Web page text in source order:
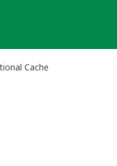
Cache